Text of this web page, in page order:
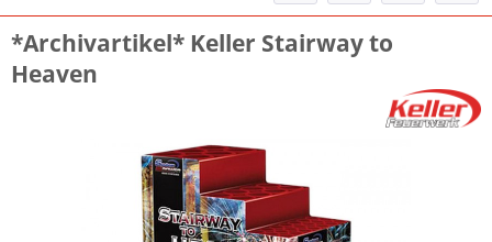
*Archivartikel* Keller Stairway to
Heaven